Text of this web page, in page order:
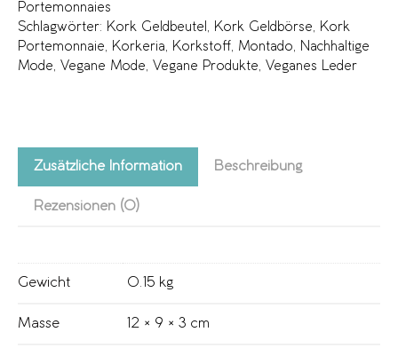
Portemonnaies
Schlagwörter: Kork Geldbeutel , Kork Geldbörse, Kork
Portemonnaie, Korkeria, Korkstoff, Montado,
Nachhaltige
Mode, Vegane Mode, Vegane Produkte, Veganes Leder
Zusätzliche Information Beschreibung
Rezensionen (0)
Gewicht 0.15 kg
Masse 12 × 9 × 3 cm